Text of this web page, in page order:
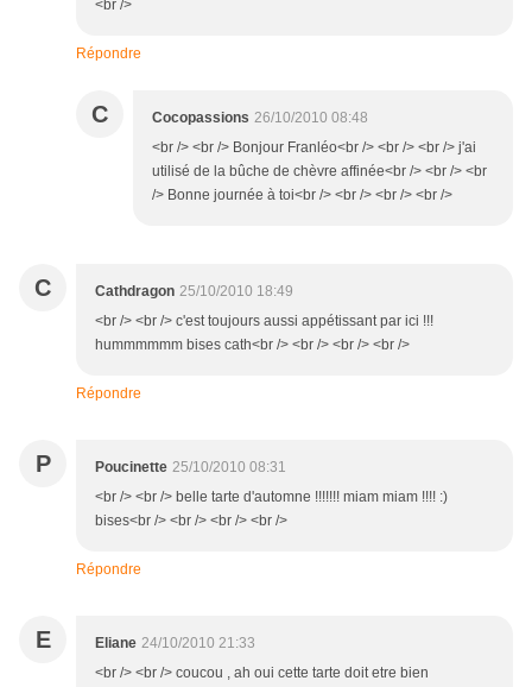
<br />
Répondre
C Cocopassions 26/10/2010 08:48
<br /> <br /> Bonjour Franléo<br /> <br /> <br /> j'ai
utilisé de la bûche de chèvre affinée<br /> <br /> <br
/> Bonne journée à toi<br /> <br /> <br /> <br />
C Cathdragon 25/10/2010 18:49
<br /> <br /> c'est toujours aussi appétissant par ici !!!
hummmmmm bises cath<br /> <br /> <br /> <br />
Répondre
P Poucinette 25/10/2010 08:31
<br /> <br /> belle tarte d'automne !!!!!!! miam miam !!!! :)
bises<br /> <br /> <br /> <br />
Répondre
E Eliane 24/10/2010 21:33
<br /> <br /> coucou , ah oui cette tarte doit etre bien